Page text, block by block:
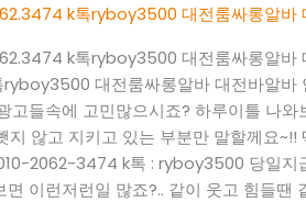
k톡ryboy3500 대전룸싸롱알바
k톡ryboy3500 대전룸싸롱알바
대전룸싸롱알바 대전바알바
고들속에 고민많으시죠? 하루이틀 나
지 않고 지키고 있는 부분만 말할께요
2062-3474 k톡 : ryboy3500 당일지
면 이런저런일 많죠?.. 같이 웃고 힘들땐